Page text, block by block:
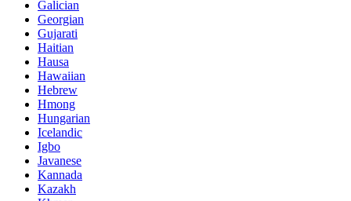
Galician
Georgian
Gujarati
Haitian
Hausa
Hawaiian
Hebrew
Hmong
Hungarian
Icelandic
Igbo
Javanese
Kannada
Kazakh